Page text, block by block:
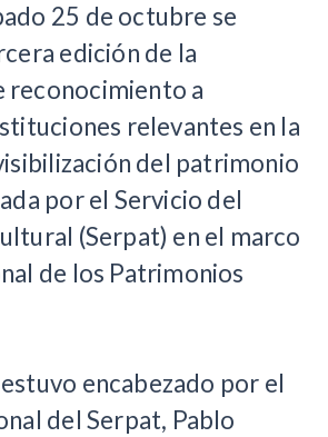
25 de octubre se
edición de la
reconocimiento a
relevantes en la
del patrimonio
por el Servicio del
(Serpat) en el marco
de los Patrimonios
encabezado por el
del Serpat, Pablo